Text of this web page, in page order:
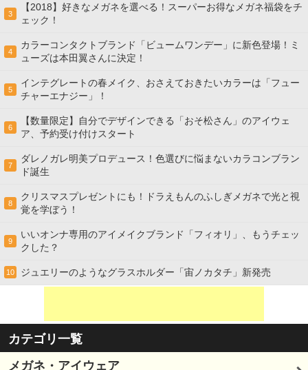
3
【2018】好きなメガネを選べる！スーパーお得なメガネ福袋をチ
ェック！
4
カラーコンタクトブランド「ビュームワンデー」に新色登場！ミ
ューズは本田翼さんに決定！
5
インテグレートの春メイク、おさえておきたいカラーは「フュー
チャーエナジー」！
6
【数量限定】自分でデザインできる「おそ松さん」のアイウェ
ア、予約受け付けスタート
7
ダレノガレ明美プロデュース！色選びに悩まないカラコンブラン
ド誕生
8
クリスマスプレゼントにも！ドラえもんのふしぎメガネで光と視
覚を学ぼう！
9
いいオンナ専用のアイメイクブランド「フィオリ」、もうチェッ
クした？
10 ジュエリーのようなグラスホルダー「宙ノカタチ」新発売
カテゴリ一覧
メガネ・アイウェア